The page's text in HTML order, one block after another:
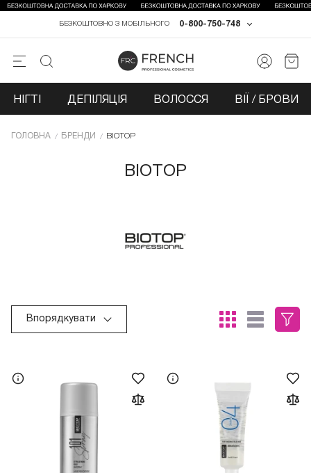
0-800-750-748
БЕЗКОШТОВНО З МОБІЛЬНОГО
НІГТІ ДЕПІЛЯЦІЯ ВОЛОССЯ ВІЇ / БРОВИ
ГОЛОВНА БРЕНДИ BIOTOP
BIOTOP
Впорядкувати